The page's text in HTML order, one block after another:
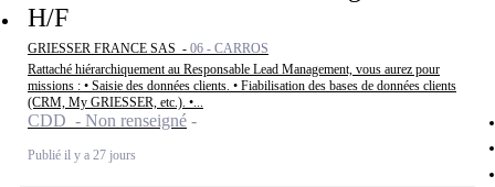
H/F
GRIESSER FRANCE SAS - 06 - CARROS
Rattaché hiérarchiquement au Responsable Lead Management, vous aurez pour
missions : • Saisie des données clients. • Fiabilisation des bases de données clients
(CRM, My GRIESSER, etc.). •...
CDD - Non renseigné
Publié il y a 27 jours